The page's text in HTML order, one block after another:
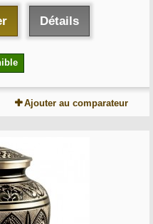
Détails
Ajouter au comparateur